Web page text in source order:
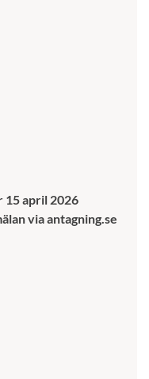
15 april 2026
via antagning.se